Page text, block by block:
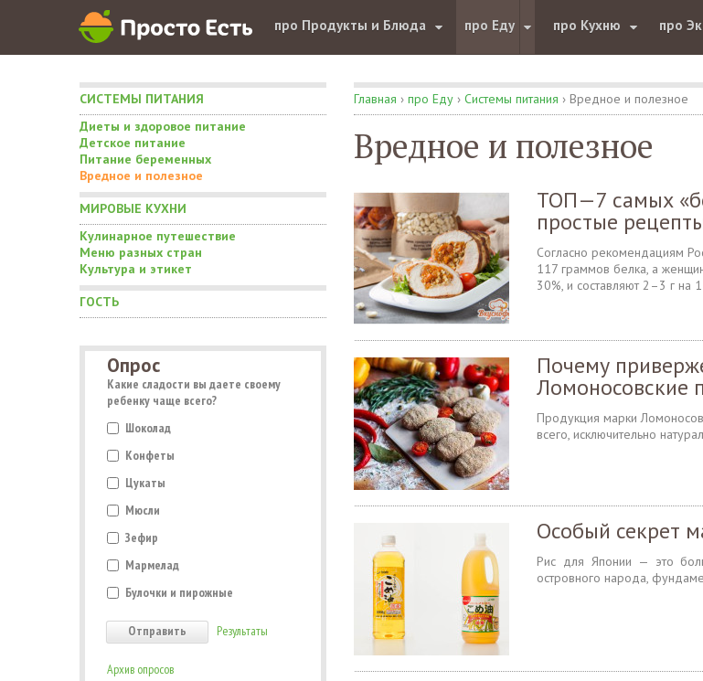
про Продукты и Блюда про Еду про Кухню про
СИСТЕМЫ ПИТАНИЯ
Диеты и здоровое питание
Детское питание
Питание беременных
Вредное и полезное
МИРОВЫЕ КУХНИ
Кулинарное путешествие
Меню разных стран
Культура и этикет
ГОСТЬ
Опрос
Какие сладости вы даете своему
ребенку чаще всего?
Шоколад
Конфеты
Цукаты
Мюсли
Зефир
Мармелад
Булочки и пирожные
Результаты
Архив опросов
Главная › про Еду › Системы питания › Вредное и полезное
Вредное и полезное
ТОП—7 самых
простые
Согласно рекомендациям
117 граммов белка, а
30%, и составляют 2–3 г на 1
Почему
Ломоносовские
Продукция марки
всего, исключительно
Особый секрет
Рис для Японии — это
островного народа,